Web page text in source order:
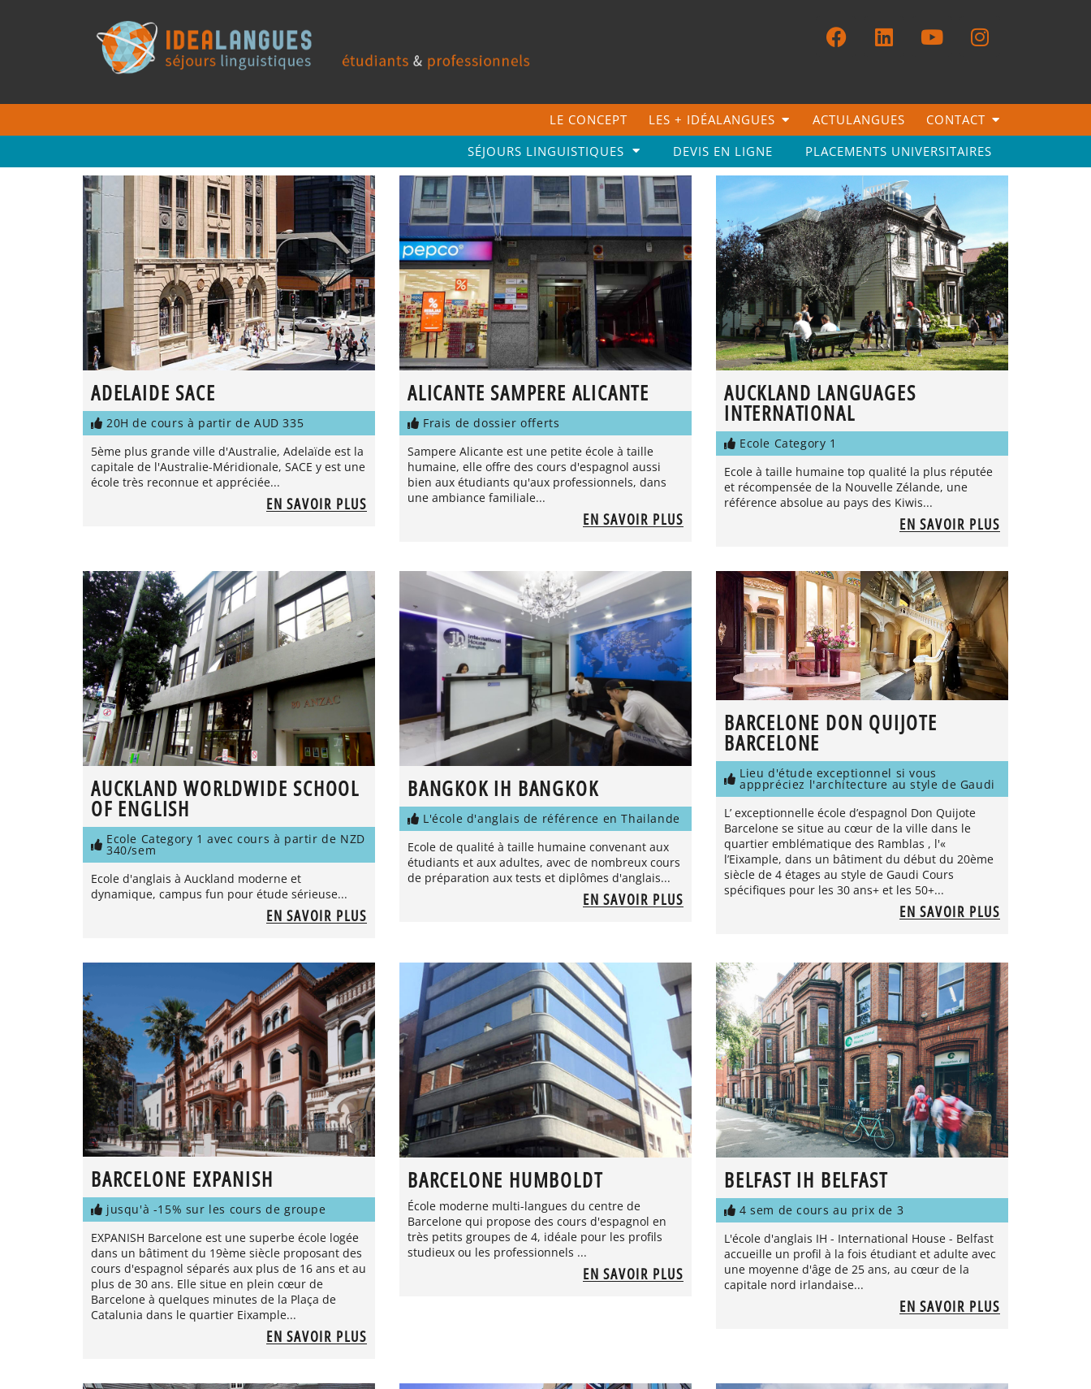
LE CONCEPT LES + IDÉALANGUES ACTULANGUES
CONTACT
SÉJOURS LINGUISTIQUES
DEVIS EN LIGNE PLACEMENTS UNIVERSITAIRES
ADELAIDE SACE
20H de cours à partir de AUD 335
5ème plus grande ville d'Australie, Adelaïde est la
capitale de l'Australie-Méridionale, SACE y est une
école très reconnue et appréciée...
EN SAVOIR PLUS
ALICANTE SAMPERE ALICANTE
Frais de dossier offerts
Sampere Alicante est une petite école à taille
humaine, elle offre des cours d'espagnol aussi
bien aux étudiants qu'aux professionnels, dans
une ambiance familiale...
EN SAVOIR PLUS
AUCKLAND LANGUAGES
INTERNATIONAL
Ecole Category 1
Ecole à taille humaine top qualité la plus réputée
et récompensée de la Nouvelle Zélande, une
référence absolue au pays des Kiwis...
EN SAVOIR PLUS
AUCKLAND WORLDWIDE SCHOOL
OF ENGLISH
Ecole Category 1 avec cours à partir de NZD
340/sem
Ecole d'anglais à Auckland moderne et
dynamique, campus fun pour étude sérieuse...
EN SAVOIR PLUS
BANGKOK IH BANGKOK
L'école d'anglais de référence en Thailande
Ecole de qualité à taille humaine convenant aux
étudiants et aux adultes, avec de nombreux cours
de préparation aux tests et diplômes d'anglais...
EN SAVOIR PLUS
BARCELONE DON QUIJOTE
BARCELONE
Lieu d'étude exceptionnel si vous
apppréciez l'architecture au style de Gaudi
L’ exceptionnelle école d’espagnol Don Quijote
Barcelone se situe au cœur de la ville dans le
quartier emblématique des Ramblas , l'«
l’Eixample, dans un bâtiment du début du 20ème
siècle de 4 étages au style de Gaudi Cours
spécifiques pour les 30 ans+ et les 50+...
EN SAVOIR PLUS
BARCELONE EXPANISH
jusqu'à -15% sur les cours de groupe
EXPANISH Barcelone est une superbe école logée
dans un bâtiment du 19ème siècle proposant des
cours d'espagnol séparés aux plus de 16 ans et au
plus de 30 ans. Elle situe en plein cœur de
Barcelone à quelques minutes de la Plaça de
Catalunia dans le quartier Eixample...
EN SAVOIR PLUS
BARCELONE HUMBOLDT
École moderne multi-langues du centre de
Barcelone qui propose des cours d'espagnol en
très petits groupes de 4, idéale pour les profils
studieux ou les professionnels ...
EN SAVOIR PLUS
BELFAST IH BELFAST
4 sem de cours au prix de 3
L'école d'anglais IH - International House - Belfast
accueille un profil à la fois étudiant et adulte avec
une moyenne d'âge de 25 ans, au cœur de la
capitale nord irlandaise...
EN SAVOIR PLUS